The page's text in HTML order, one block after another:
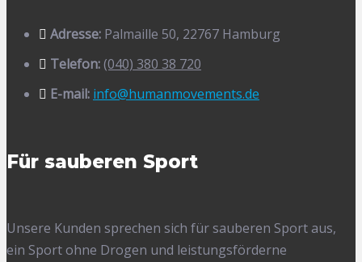
Adresse: Palmaille 50, 22767 Hamburg
Telefon:(040) 380 38 720
E-mail: info@humanmovements.de
Für sauberen Sport
Unsere Kunden sprechen sich für sauberen Sport aus,
ein Sport ohne Drogen und leistungsförderne